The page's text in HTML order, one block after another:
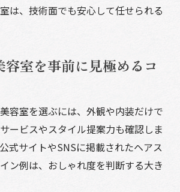
は、技術面でも安心して任せられる
容室を事前に見極めるコ
容室を選ぶには、外観や内装だけで
ービスやスタイル提案力も確認しま
式サイトやSNSに掲載されたヘアス
ン例は、おしゃれ度を判断する大き